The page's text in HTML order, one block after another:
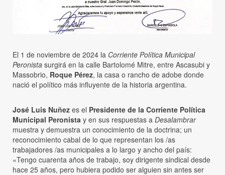
El 1 de noviembre de 2024 la Corriente Política Municipal
Peronista surgirá en la calle Bartolomé Mitre, entre Ascasubi y
Massobrio, Roque Pérez, la casa o rancho de adobe donde
nació el político más influyente de la historia argentina.
José Luis Nuñez es el Presidente de la Corriente Política
Municipal Peronista y en sus respuestas a Desalambrar
muestra y demuestra un conocimiento de la doctrina; un
reconocimiento cabal de lo que representan los /as
trabajadores /as municipales a lo largo y ancho del país:
«Tengo cuarenta años de trabajo, soy dirigente sindical desde
hace 25 años, pero hubiera podido ser alguien sin antes ser